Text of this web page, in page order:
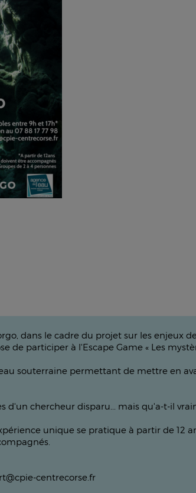
dans le cadre du projet sur les enjeux
de participer à l'Escape Game « Les
souterraine permettant de mettre en
d'un chercheur disparu... mais qu'a-t-il
unique se pratique à partir de 12
centrecorse.fr